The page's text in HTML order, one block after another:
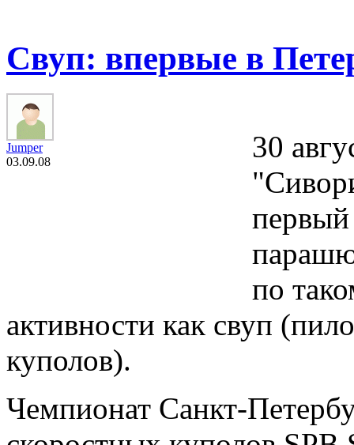
Свуп: впервые в
Jumper
03.09.08
30
первый
по
активности как свуп
куполов).
Чемпионат Санкт-